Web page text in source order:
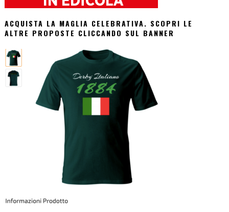
ACQUISTA LA MAGLIA CELEBRATIVA. SCOPRI LE
ALTRE PROPOSTE CLICCANDO SUL BANNER